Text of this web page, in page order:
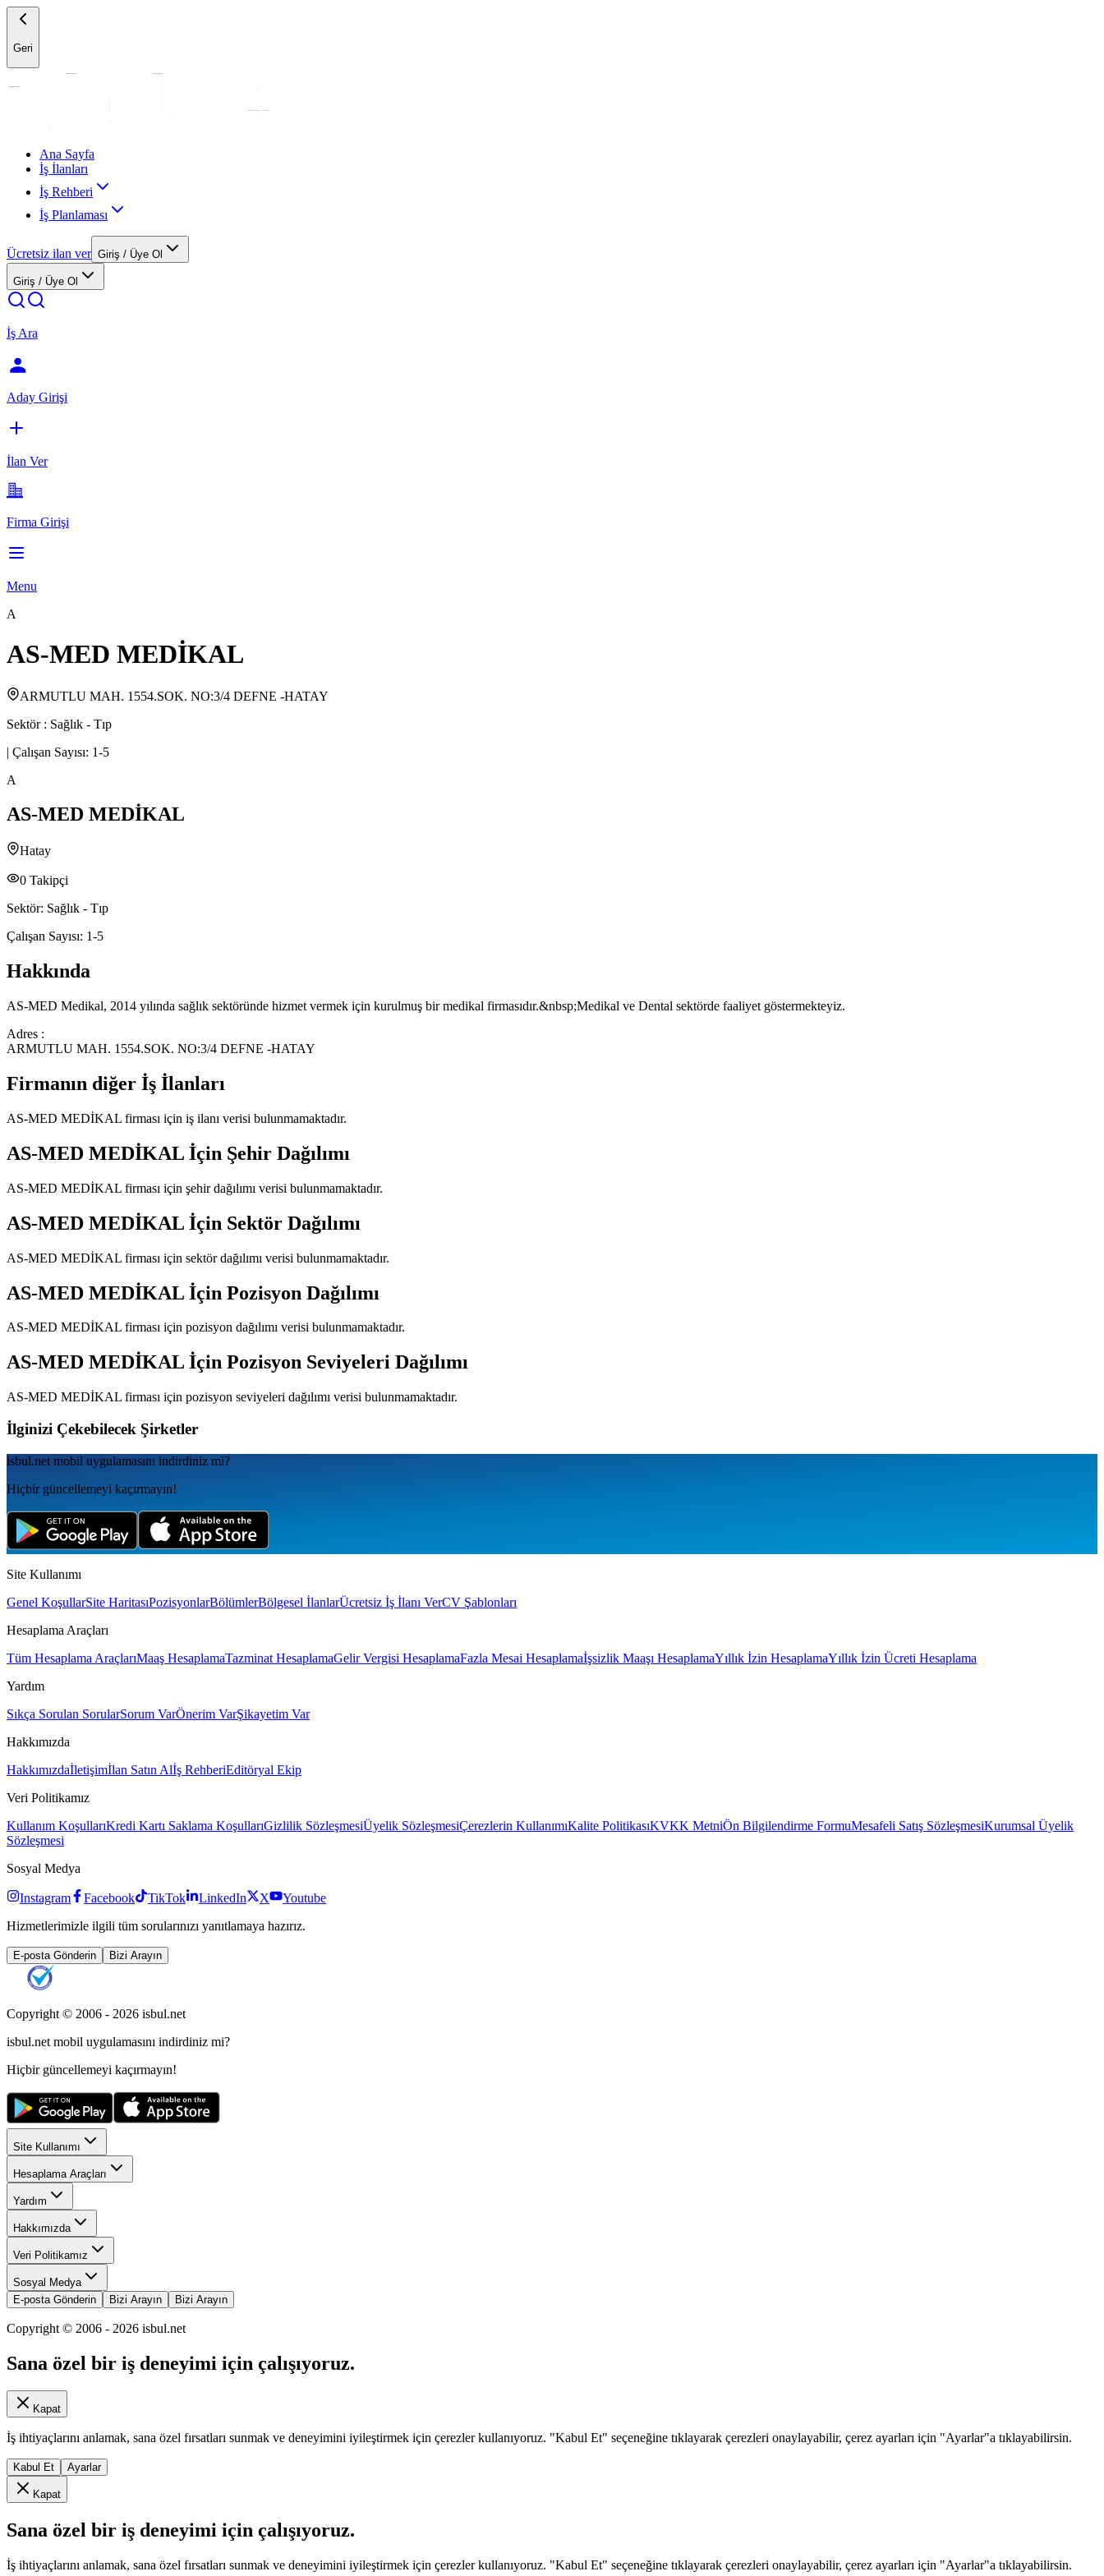
Geri
Ana Sayfa
İş İlanları
İş Rehberi
İş Planlaması
Ücretsiz ilan ver Giriş / Üye Ol
Giriş / Üye Ol
İş Ara
Aday Girişi
İlan Ver
Firma Girişi
Menu
A
AS-MED MEDİKAL
ARMUTLU MAH. 1554.SOK. NO:3/4 DEFNE -HATAY
Sektör : Sağlık - Tıp
| Çalışan Sayısı: 1-5
A
AS-MED MEDİKAL
Hatay
0 Takipçi
Sektör: Sağlık - Tıp
Çalışan Sayısı: 1-5
Hakkında
AS-MED Medikal, 2014 yılında sağlık sektöründe hizmet vermek için kurulmuş bir medikal firmasıdır.&nbsp;Medikal ve Dental sektörde faaliyet göstermekteyiz.
Adres :
ARMUTLU MAH. 1554.SOK. NO:3/4 DEFNE -HATAY
Firmanın diğer İş İlanları
AS-MED MEDİKAL firması için iş ilanı verisi bulunmamaktadır.
AS-MED MEDİKAL İçin Şehir Dağılımı
AS-MED MEDİKAL firması için şehir dağılımı verisi bulunmamaktadır.
AS-MED MEDİKAL İçin Sektör Dağılımı
AS-MED MEDİKAL firması için sektör dağılımı verisi bulunmamaktadır.
AS-MED MEDİKAL İçin Pozisyon Dağılımı
AS-MED MEDİKAL firması için pozisyon dağılımı verisi bulunmamaktadır.
AS-MED MEDİKAL İçin Pozisyon Seviyeleri Dağılımı
AS-MED MEDİKAL firması için pozisyon seviyeleri dağılımı verisi bulunmamaktadır.
İlginizi Çekebilecek Şirketler
isbul.net mobil uygulamаsını indirdiniz mi?
Hiçbir güncellemeyi kaçırmayın!
Site Kullanımı
Genel KoşullarSite HaritasıPozisyonlarBölümlerBölgesel İlanlarÜcretsiz İş İlanı VerCV Şablonları
Hesaplama Araçları
Tüm Hesaplama AraçlarıMaaş HesaplamaTazminat HesaplamaGelir Vergisi HesaplamaFazla Mesai Hesaplamaİşsizlik Maaşı HesaplamaYıllık İzin HesaplamaYıllık İzin Ücreti Hesaplama
Yardım
Sıkça Sorulan SorularSorum VarÖnerim VarŞikayetim Var
Hakkımızda
Hakkımızdaİletişimİlan Satın Alİş RehberiEditöryal Ekip
Veri Politikamız
Kullanım KoşullarıKredi Kartı Saklama KoşullarıGizlilik SözleşmesiÜyelik SözleşmesiÇerezlerin KullanımıKalite PolitikasıKVKK MetniÖn Bilgilendirme FormuMesafeli Satış SözleşmesiKurumsal Üyelik
Sözleşmesi
Sosyal Medya
Instagram Facebook TikTok LinkedIn X
Youtube
Hizmetlerimizle ilgili tüm sorularınızı yanıtlamaya hazırız.
E-posta Gönderin Bizi Arayın
Copyright © 2006 - 2026 isbul.net
isbul.net mobil uygulamasını indirdiniz mi?
Hiçbir güncellemeyi kaçırmayın!
Site Kullanımı
Hesaplama Araçları
Yardım
Hakkımızda
Veri Politikamız
Sosyal Medya
E-posta Gönderin
Bizi Arayın Bizi Arayın
Copyright © 2006 - 2026 isbul.net
Sana özel bir iş deneyimi için çalışıyoruz.
Kapat
İş ihtiyaçlarını anlamak, sana özel fırsatları sunmak ve deneyimini iyileştirmek için çerezler kullanıyoruz. "Kabul Et" seçeneğine tıklayarak çerezleri onaylayabilir, çerez ayarları için "Ayarlar"a tıklayabilirsin.
Kabul Et Ayarlar
Kapat
Sana özel bir iş deneyimi için çalışıyoruz.
İş ihtiyaçlarını anlamak, sana özel fırsatları sunmak ve deneyimini iyileştirmek için çerezler kullanıyoruz. "Kabul Et" seçeneğine tıklayarak çerezleri onaylayabilir, çerez ayarları için "Ayarlar"a tıklayabilirsin.